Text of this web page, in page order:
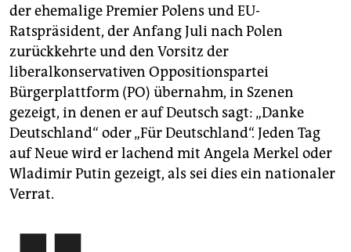
der ehemalige Premier Polens und EU-
Ratspräsident, der Anfang Juli nach Polen
zurückkehrte und den Vorsitz der
liberalkonservativen Oppositionspartei
Bürgerplattform (PO) übernahm, in Szenen
gezeigt, in denen er auf Deutsch sagt: „Danke
Deutschland“ oder „Für Deutschland“. Jeden Tag
auf Neue wird er lachend mit Angela Merkel oder
Wladimir Putin gezeigt, als sei dies ein nationaler
Verrat.